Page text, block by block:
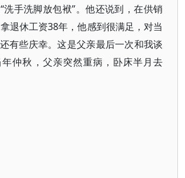
洗手洗脚放包袱”。他还说到，在供销
退休工资38年，他感到很满足，对当
有些庆幸。这是父亲最后一次和我谈
仲秋，父亲突然重病，卧床半月去